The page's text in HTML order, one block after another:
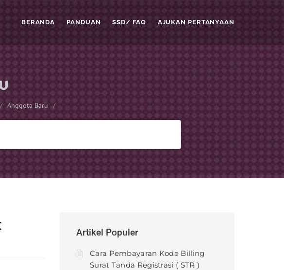
BERANDA PANDUAN SSD/ FAQ AJUKAN PERTANYAAN
/ Anggota Baru /
Artikel Populer
Cara Pembayaran Kode Billing
Surat Tanda Registrasi ( STR )